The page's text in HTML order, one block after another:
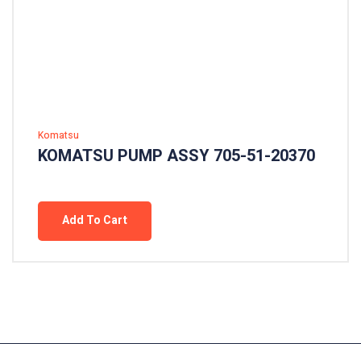
Komatsu
KOMATSU PUMP ASSY 705-51-20370
Add To Cart